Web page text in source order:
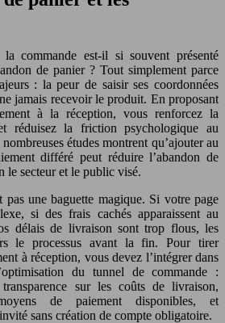
commande est-il si souvent présenté
de panier ? Tout simplement parce
: la peur de saisir ses coordonnées
jamais recevoir le produit. En proposant
à la réception, vous renforcez la
réduisez la friction psychologique au
études montrent qu’ajouter au
différé peut réduire l’abandon de
le secteur et le public visé.
pas une baguette magique. Si votre page
si des frais cachés apparaissent au
délais de livraison sont trop flous, les
le processus avant la fin. Pour tirer
à réception, vous devez l’intégrer dans
du tunnel de commande :
sur les coûts de livraison,
de paiement disponibles, et
sans création de compte obligatoire.